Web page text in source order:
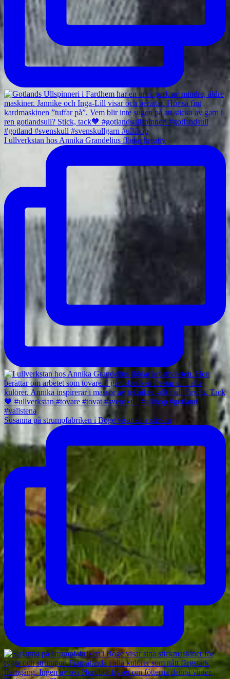
I ullverkstan hos Annika Grandelius flödar kreativ
Susanna på strumpfabriken i Boge visar sina stickm